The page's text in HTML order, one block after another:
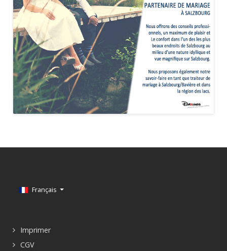
Sélectionnez votre langue
Français
Imprimer
CGV